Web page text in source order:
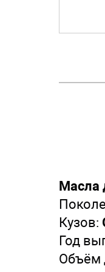
Масла
Кузов:
Год
Объём